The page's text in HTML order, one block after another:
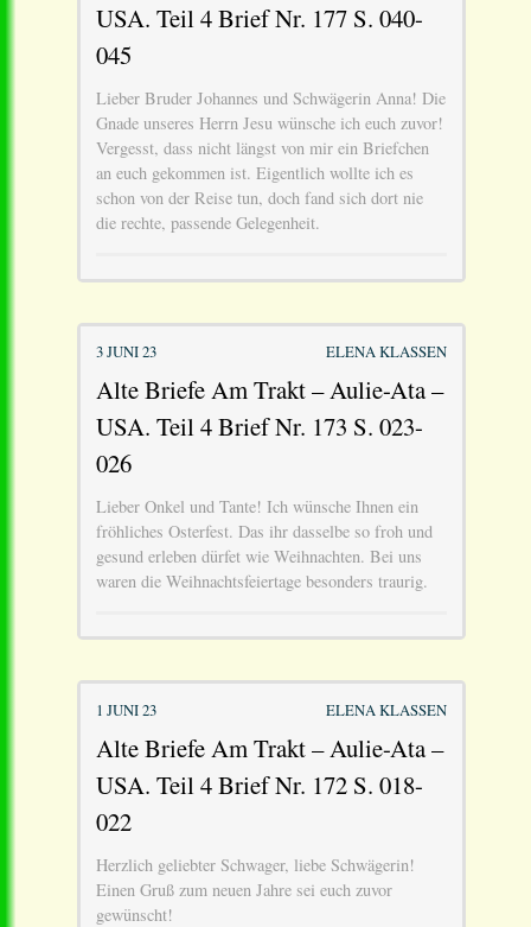
USA. Teil 4 Brief Nr. 177 S. 040-
045
Lieber Bruder Johannes und Schwägerin Anna! Die
Gnade unseres Herrn Jesu wünsche ich euch zuvor!
Vergesst, dass nicht längst von mir ein Briefchen
an euch gekommen ist. Eigentlich wollte ich es
schon von der Reise tun, doch fand sich dort nie
die rechte, passende Gelegenheit.
3 JUNI 23 ELENA KLASSEN
Alte Briefe Am Trakt – Aulie-Ata –
USA. Teil 4 Brief Nr. 173 S. 023-
026
Lieber Onkel und Tante! Ich wünsche Ihnen ein
fröhliches Osterfest. Das ihr dasselbe so froh und
gesund erleben dürfet wie Weihnachten. Bei uns
waren die Weihnachtsfeiertage besonders traurig.
1 JUNI 23 ELENA KLASSEN
Alte Briefe Am Trakt – Aulie-Ata –
USA. Teil 4 Brief Nr. 172 S. 018-
022
Herzlich geliebter Schwager, liebe Schwägerin!
Einen Gruß zum neuen Jahre sei euch zuvor
gewünscht!